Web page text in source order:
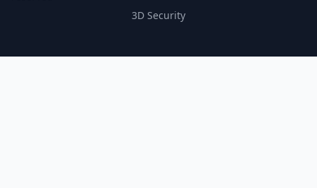
3D Security